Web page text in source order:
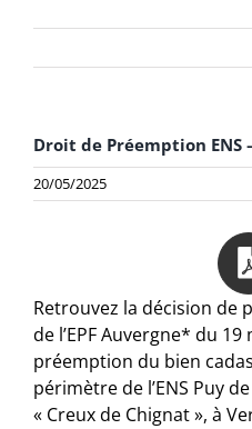
Droit de Préemption ENS
20/05/2025
Retrouvez la décision
de l’EPF Auvergne* du
préemption du bien
périmètre de l’ENS Puy
« Creux de Chignat », à